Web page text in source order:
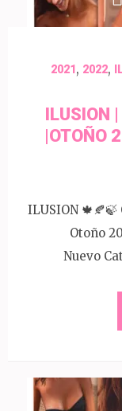
2021, 2022,
ILUSION
|OTOÑO
ILUSION
Otoño
Nuevo